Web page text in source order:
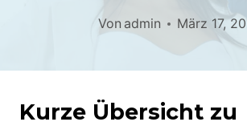
Von admin März 17,
Kurze Übersicht zu